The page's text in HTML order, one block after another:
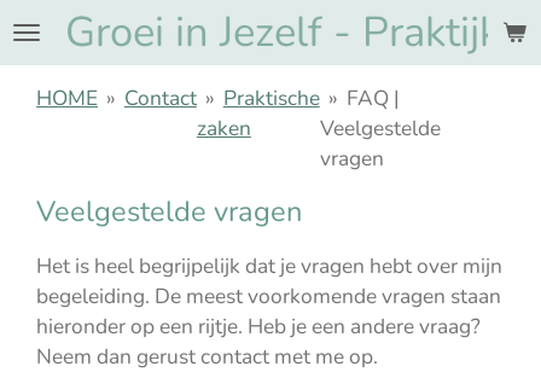
Ga
naar
Groei in Jezelf - Praktijk
HOME » Contact » Praktische
zaken
» FAQ |
Veelgestelde
vragen
Veelgestelde vragen
Het is heel begrijpelijk dat je vragen hebt over mijn
begeleiding. De meest voorkomende vragen staan
hieronder op een rijtje. Heb je een andere vraag?
Neem dan gerust contact met me op.